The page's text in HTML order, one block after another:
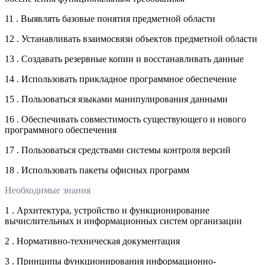
11 . Выявлять базовые понятия предметной области
12 . Устанавливать взаимосвязи объектов предметной области
13 . Создавать резервные копии и восстанавливать данные
14 . Использовать прикладное программное обеспечение
15 . Пользоваться языками манипулирования данными
16 . Обеспечивать совместимость существующего и нового
программного обеспечения
17 . Пользоваться средствами системы контроля версий
18 . Использовать пакеты офисных программ
Необходимые знания
1 . Архитектура, устройство и функционирование
вычислительных и информационных систем организации
2 . Нормативно-техническая документация
3 . Принципы функционирования информационно-